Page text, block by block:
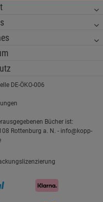
DE-ÖKO-006
Bücher ist:
Rottenburg a. N. - info@kopp-